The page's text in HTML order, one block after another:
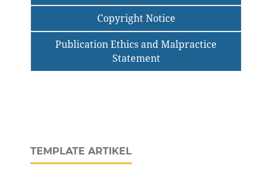
Copyright Notice
Publication Ethics and Malpractice
Statement
TEMPLATE ARTIKEL